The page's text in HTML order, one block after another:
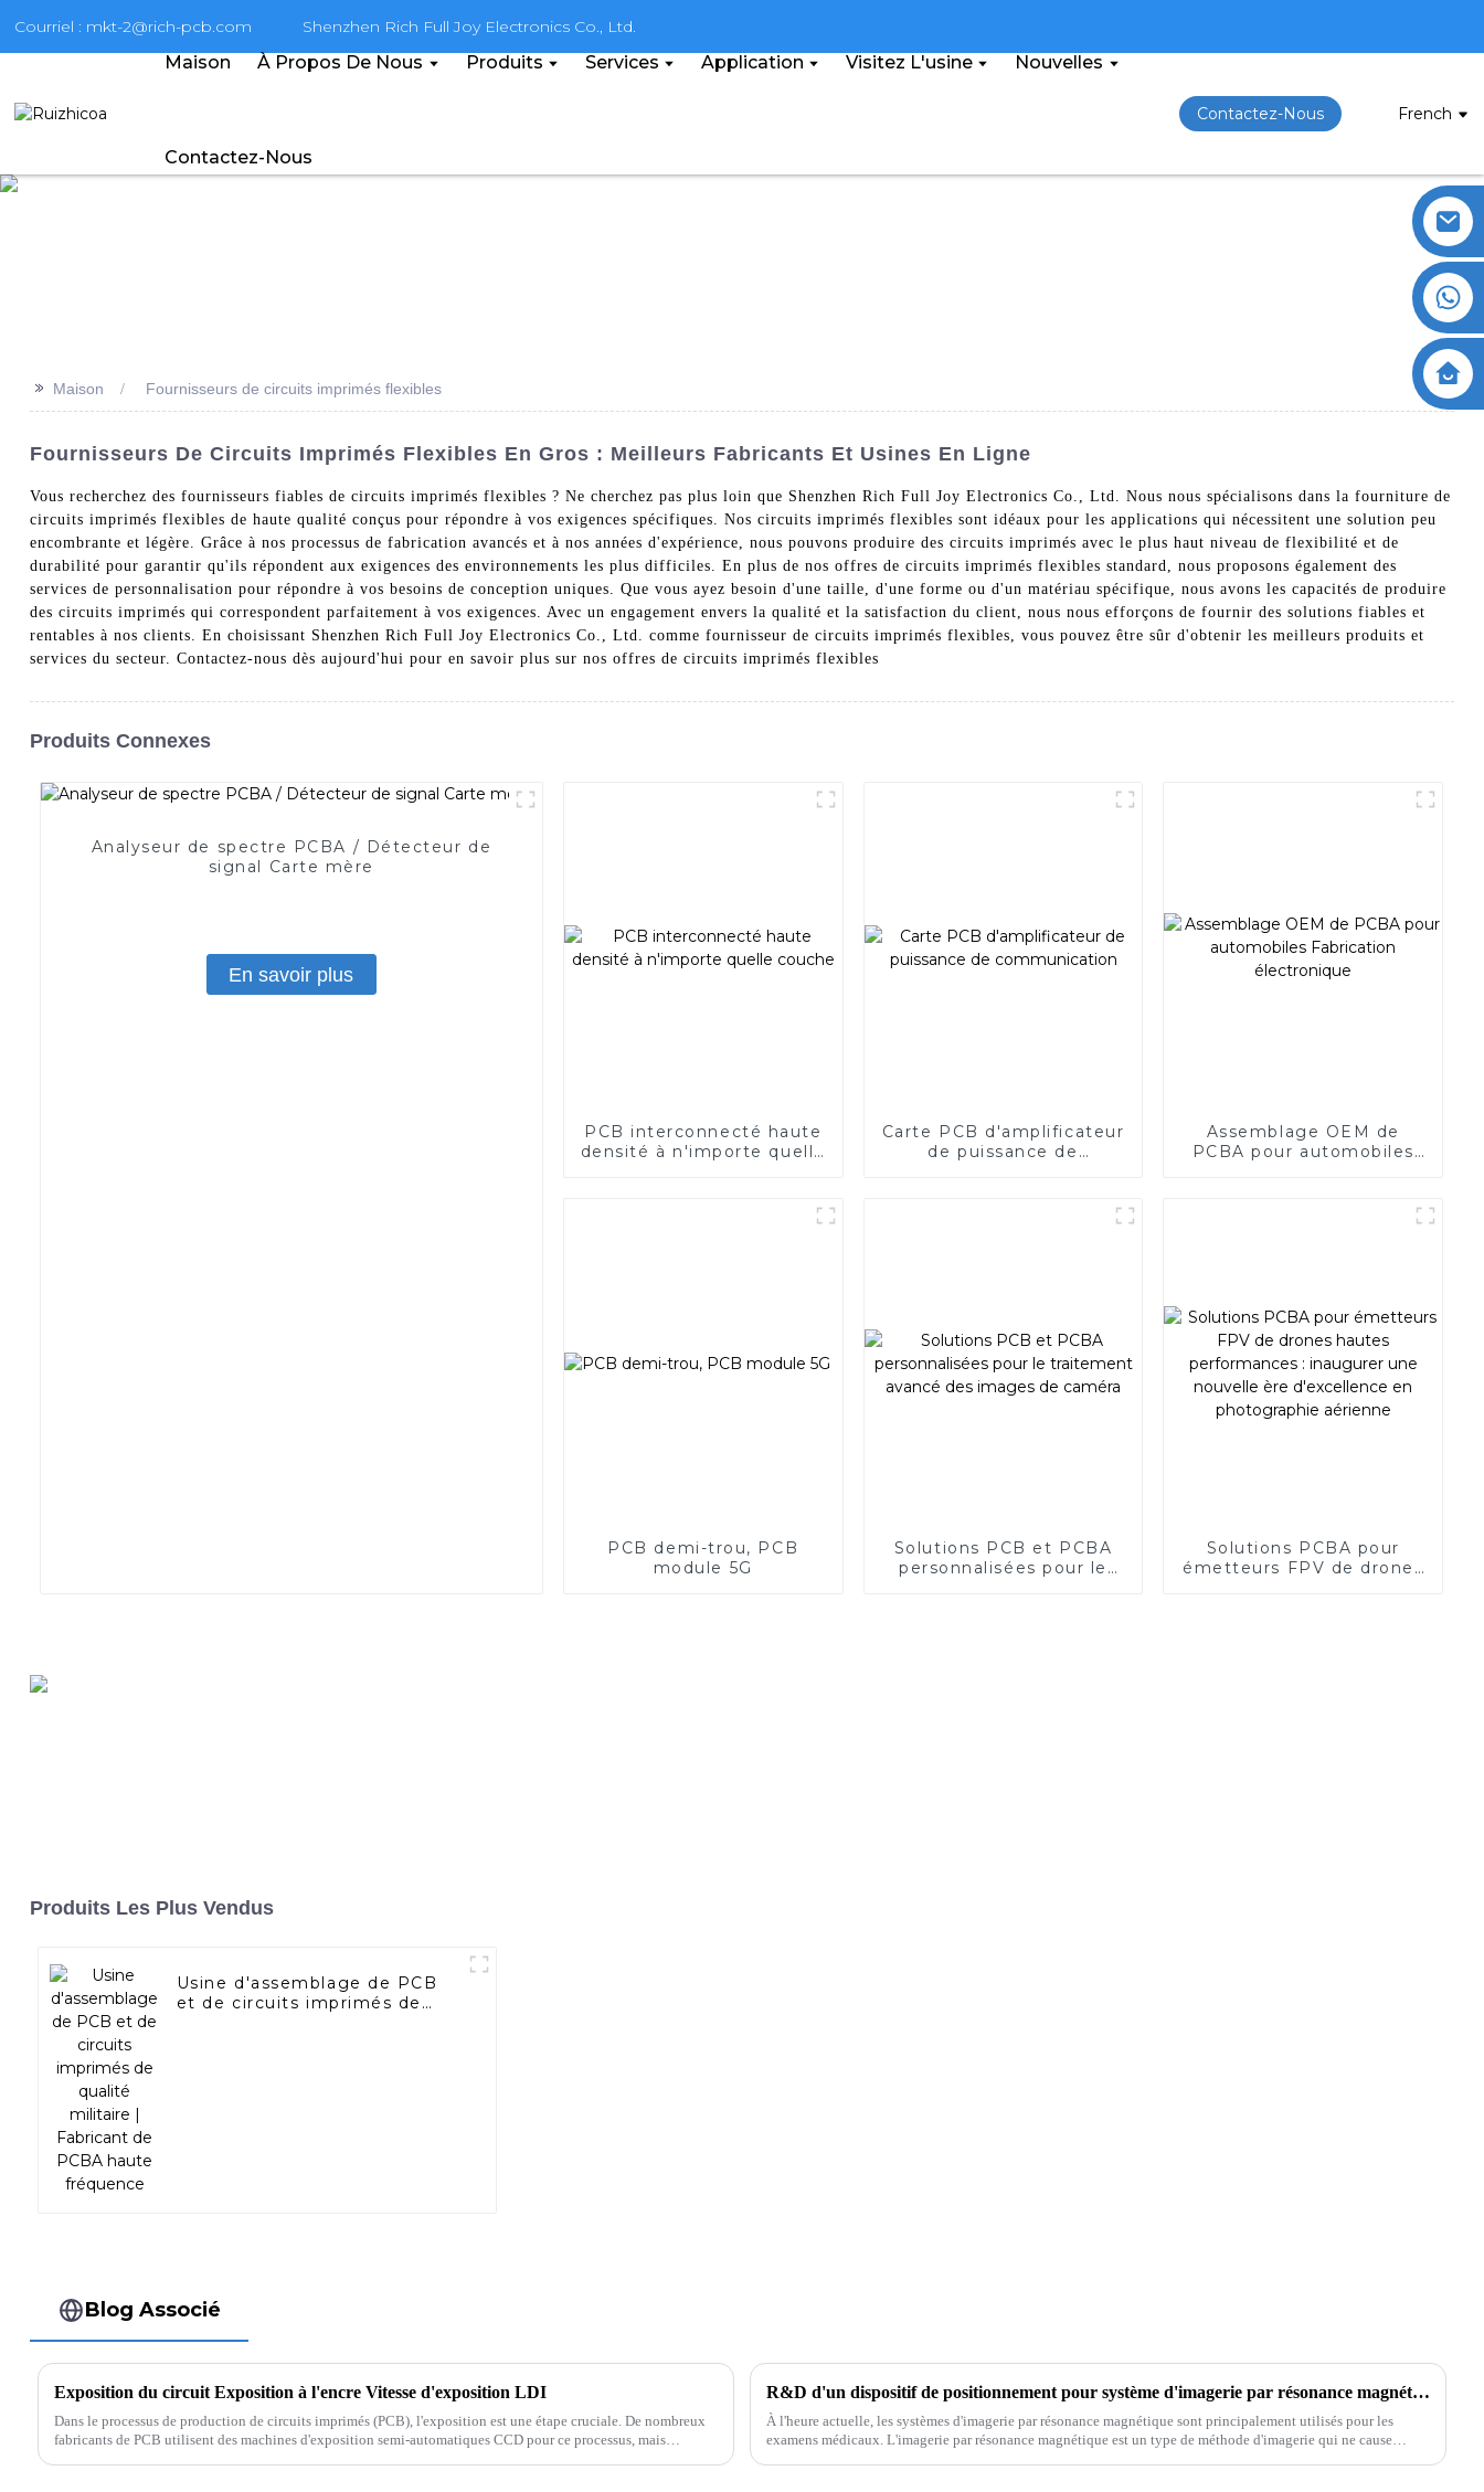
Courriel : mkt-2@rich-pcb.com Shenzhen Rich Full Joy Electronics Co., Ltd.
Maison À Propos De Nous Produits Services Application Visitez L'usine Nouvelles
Contactez-Nous
Contactez-Nous French
>> Maison Fournisseurs de circuits imprimés flexibles
Fournisseurs De Circuits Imprimés Flexibles En Gros : Meilleurs Fabricants Et Usines En Ligne
Vous recherchez des fournisseurs fiables de circuits imprimés flexibles ? Ne cherchez pas plus loin que Shenzhen Rich Full Joy Electronics Co., Ltd. Nous nous spécialisons dans la fourniture de
circuits imprimés flexibles de haute qualité conçus pour répondre à vos exigences spécifiques. Nos circuits imprimés flexibles sont idéaux pour les applications qui nécessitent une solution peu
encombrante et légère. Grâce à nos processus de fabrication avancés et à nos années d'expérience, nous pouvons produire des circuits imprimés avec le plus haut niveau de flexibilité et de
durabilité pour garantir qu'ils répondent aux exigences des environnements les plus difficiles. En plus de nos offres de circuits imprimés flexibles standard, nous proposons également des
services de personnalisation pour répondre à vos besoins de conception uniques. Que vous ayez besoin d'une taille, d'une forme ou d'un matériau spécifique, nous avons les capacités de produire
des circuits imprimés qui correspondent parfaitement à vos exigences. Avec un engagement envers la qualité et la satisfaction du client, nous nous efforçons de fournir des solutions fiables et
rentables à nos clients. En choisissant Shenzhen Rich Full Joy Electronics Co., Ltd. comme fournisseur de circuits imprimés flexibles, vous pouvez être sûr d'obtenir les meilleurs produits et
services du secteur. Contactez-nous dès aujourd'hui pour en savoir plus sur nos offres de circuits imprimés flexibles
Produits Connexes
Analyseur de spectre PCBA / Détecteur de
signal Carte mère
En savoir plus
PCB interconnecté haute
densité à n'importe quelle
Carte PCB d'amplificateur
de puissance de
Assemblage OEM de
PCBA pour automobiles
PCB demi-trou, PCB
module 5G
Solutions PCB et PCBA
personnalisées pour le
Solutions PCBA pour
émetteurs FPV de drones
Produits Les Plus Vendus
Usine d'assemblage de PCB
et de circuits imprimés de
Blog Associé
Exposition du circuit Exposition à l'encre Vitesse d'exposition LDI
Dans le processus de production de circuits imprimés (PCB), l'exposition est une étape cruciale. De nombreux
fabricants de PCB utilisent des machines d'exposition semi-automatiques CCD pour ce processus, mais
R&D d'un dispositif de positionnement pour système d'imagerie par résonance magnétique
À l'heure actuelle, les systèmes d'imagerie par résonance magnétique sont principalement utilisés pour les
examens médicaux. L'imagerie par résonance magnétique est un type de méthode d'imagerie qui ne cause